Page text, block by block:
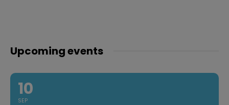
Upcoming events
10
SEP